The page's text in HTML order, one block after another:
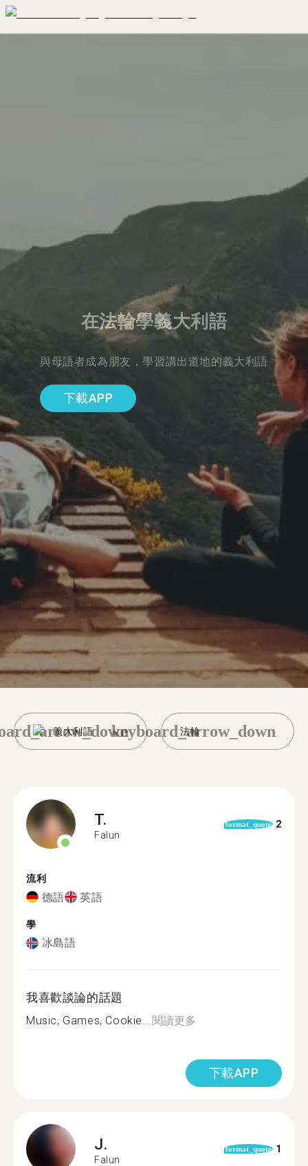
在法輪學義大利語
與母語者成為朋友，學習講出道地的義大利語
下載APP
義大利語 法輪
keyboard_arrow_down
T.
Falun
format_quote 2
流利
德語 英語
學
冰島語
我喜歡談論的話題
Music, Games, Cookie...閱讀更多
下載APP
J.
Falun
format_quote 1